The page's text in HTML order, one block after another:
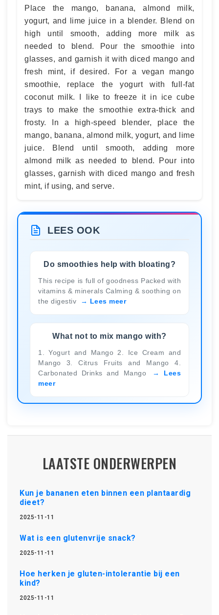
Place the mango, banana, almond milk,
yogurt, and lime juice in a blender. Blend on
high until smooth, adding more milk as
needed to blend. Pour the smoothie into
glasses, and garnish it with diced mango and
fresh mint, if desired. For a vegan mango
smoothie, replace the yogurt with full-fat
coconut milk. I like to freeze it in ice cube
trays to make the smoothie extra-thick and
frosty. In a high-speed blender, place the
mango, banana, almond milk, yogurt, and lime
juice. Blend until smooth, adding more
almond milk as needed to blend. Pour into
glasses, garnish with diced mango and fresh
mint, if using, and serve.
LEES OOK
Do smoothies help with bloating?
This recipe is full of goodness Packed with
vitamins & minerals Calming & soothing on
the digestiv
Lees meer
What not to mix mango with?
1. Yogurt and Mango 2. Ice Cream and
Mango 3. Citrus Fruits and Mango 4.
Carbonated Drinks and Mango
Lees
meer
LAATSTE ONDERWERPEN
Kun je bananen eten binnen een plantaardig
dieet?
2025-11-11
Wat is een glutenvrije snack?
2025-11-11
Hoe herken je gluten-intolerantie bij een
kind?
2025-11-11